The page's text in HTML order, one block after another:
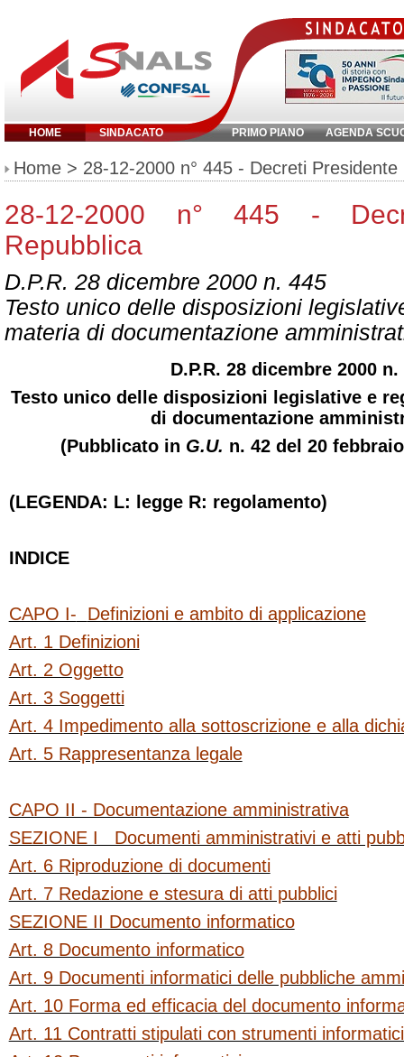
HOME SINDACATO PRIMO PIANO AGENDA
Inserisci parola chiave:
Home > 28-12-2000 n° 445 - Decreti Presidente
28-12-2000 n° 445 -
Repubblica
D.P.R. 28 dicembre 2000 n. 445
Testo unico delle disposizioni
materia di documentazione
D.P.R. 28 dicembre 2000 n.
Testo unico delle disposizioni legislative e
di documentazione
(Pubblicato in G.U. n. 42 del 20
(LEGENDA: L: legge R: regolamento)
INDICE
CAPO I-
Definizioni e ambito di applicazione
Art. 1 Definizioni
Art. 2 Oggetto
Art. 3 Soggetti
Art. 4 Impedimento alla sottoscrizione e alla
Art. 5 Rappresentanza legale
CAPO II - Documentazione amministrativa
SEZIONE I Documenti amministrativi e atti
Art. 6 Riproduzione di documenti
Art. 7 Redazione e stesura di atti pubblici
SEZIONE II Documento informatico
Art. 8 Documento informatico
Art. 9 Documenti informatici delle pubbliche
Art. 10 Forma ed efficacia del documento
Art. 11 Contratti stipulati con strumenti